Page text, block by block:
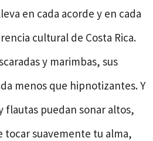
en cada acorde y en cada
cultural de Costa Rica.
y marimbas, sus
menos que hipnotizantes. Y
flautas puedan sonar altos,
tocar suavemente tu alma,